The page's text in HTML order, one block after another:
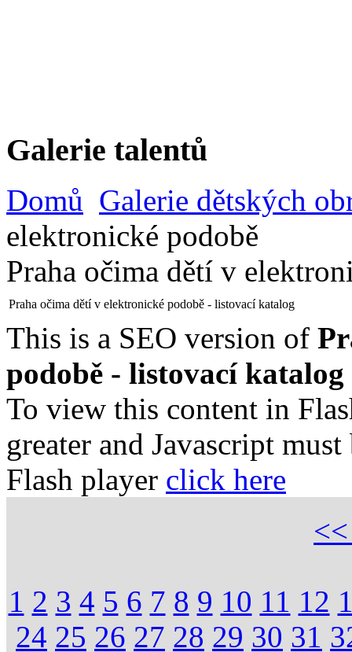
Galerie talentů
Domů Galerie dětských
elektronické podobě
Praha očima dětí v
Praha očima dětí v elektronické podobě - listovací katalog
This is a SEO version of
podobě - listovací katalog
To view this content in
greater and Javascript
Flash player click here
1 2 3 4 5 6 7 8 9 10 11 12
24 25 26 27 28 29 30 31